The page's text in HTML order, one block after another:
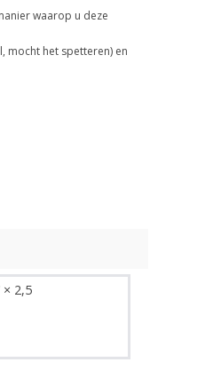
waarop u deze
mocht het spetteren) en
2,5